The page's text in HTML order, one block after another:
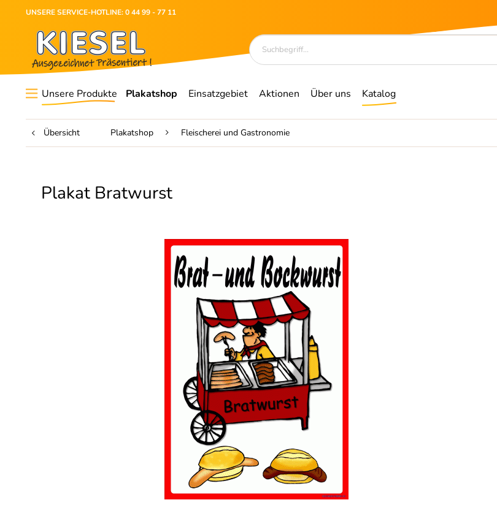
UNSERE SERVICE-HOTLINE: 0 44 99 - 77 11
Unsere Produkte Plakatshop Einsatzgebiet Aktionen Über uns Katalog
Übersicht Plakatshop Fleischerei und Gastronomie
Plakat Bratwurst